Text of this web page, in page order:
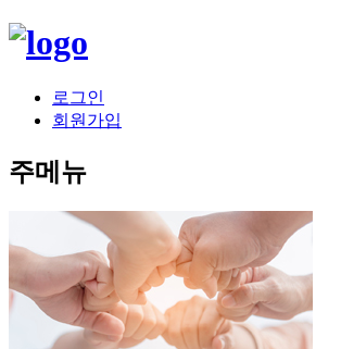
로그인
회원가입
주메뉴